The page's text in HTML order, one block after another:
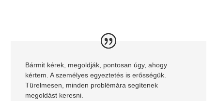
Bármit kérek, megoldják, pontosan úgy, ahogy
kértem. A személyes egyeztetés is erősségük.
Türelmesen, minden problémára segítenek
megoldást keresni.